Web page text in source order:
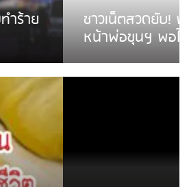
พบพม่าเร่ขายพวงมาลัย
ม่ซื้อเดินตาม